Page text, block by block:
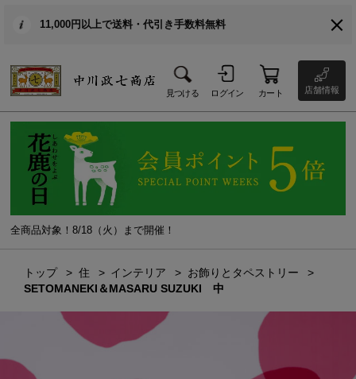
11,000円以上で送料・代引き手数料無料
見つける ログイン カート 店舗情報
全商品対象！8/18（火）まで開催！
トップ 住 インテリア
お飾りとタペストリー
SETOMANEKI＆MASARU SUZUKI 中